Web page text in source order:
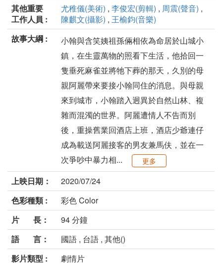
其他重要
工作人員 :
尤稚儀(美術) , 李俊宏(剪輯) , 周震(聲音) ,
陳麒文(攝影) , 王榆鈞(音樂)
故事大綱 :
⼩翰與含笑姨祖孫倆相依為命居於⼭城⼩
鎮，在⽣靈萬物的照看下⽣活，他拾回⼀
隻垂死⿇雀並將牠下葬的那天，久別的⺟
親阿麗帶來要接⼩翰同住的消息。與⺟親
來到城市，⼩翰踏⼊迥異於⾃然⼭林、複
雜⽽混濁的世界。阿麗遭情⼈不告⽽別
後，重操舊業回酒店上班，酒店少爺連仔
成為載送阿麗接客的男友兼⾺伕，並在⼀
次爭吵中暴⼒相...
更多
上映日期：
2020/07/24
色彩種類 :
彩色 Color
片 長：
94 分鐘
語 言：
國語 , 台語 , 其他()
影片類型 :
劇情片